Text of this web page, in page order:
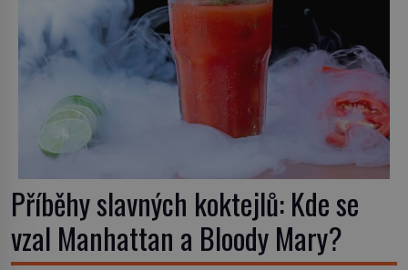
Příběhy slavných koktejlů: Kde se
vzal Manhattan a Bloody Mary?